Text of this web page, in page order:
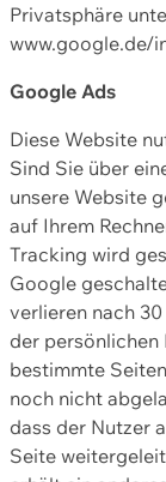
Privatsphäre
www.google.de/
Google Ads
Diese Website
Sind Sie über
unsere Website
auf Ihrem
Tracking wird
Google
verlieren nach
der
bestimmte
noch nicht
dass der Nutzer
Seite